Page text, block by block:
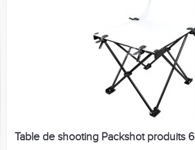
Table de shooting Packshot produits